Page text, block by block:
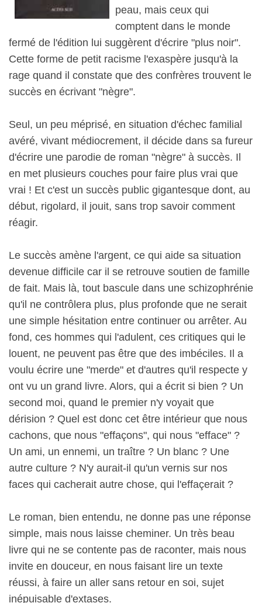
peau, mais ceux qui
comptent dans le monde
fermé de l'édition lui suggèrent d'écrire "plus noir".
Cette forme de petit racisme l'exaspère jusqu'à la
rage quand il constate que des confrères trouvent le
succès en écrivant "nègre".
Seul, un peu méprisé, en situation d'échec familial
avéré, vivant médiocrement, il décide dans sa fureur
d'écrire une parodie de roman "nègre" à succès. Il
en met plusieurs couches pour faire plus vrai que
vrai ! Et c'est un succès public gigantesque dont, au
début, rigolard, il jouit, sans trop savoir comment
réagir.
Le succès amène l'argent, ce qui aide sa situation
devenue difficile car il se retrouve soutien de famille
de fait. Mais là, tout bascule dans une schizophrénie
qu'il ne contrôlera plus, plus profonde que ne serait
une simple hésitation entre continuer ou arrêter. Au
fond, ces hommes qui l'adulent, ces critiques qui le
louent, ne peuvent pas être que des imbéciles. Il a
voulu écrire une "merde" et d'autres qu'il respecte y
ont vu un grand livre. Alors, qui a écrit si bien ? Un
second moi, quand le premier n'y voyait que
dérision ? Quel est donc cet être intérieur que nous
cachons, que nous "effaçons", qui nous "efface" ?
Un ami, un ennemi, un traître ? Un blanc ? Une
autre culture ? N'y aurait-il qu'un vernis sur nos
faces qui cacherait autre chose, qui l'effaçerait ?
Le roman, bien entendu, ne donne pas une réponse
simple, mais nous laisse cheminer. Un très beau
livre qui ne se contente pas de raconter, mais nous
invite en douceur, en nous faisant lire un texte
réussi, à faire un aller sans retour en soi, sujet
inépuisable d'extases.